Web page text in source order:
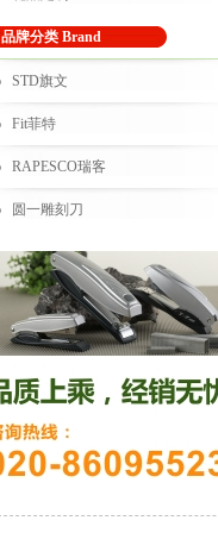
品牌分类 Brand
STD旗文
Fit菲特
RAPESCO瑞客
圆一雕刻刀